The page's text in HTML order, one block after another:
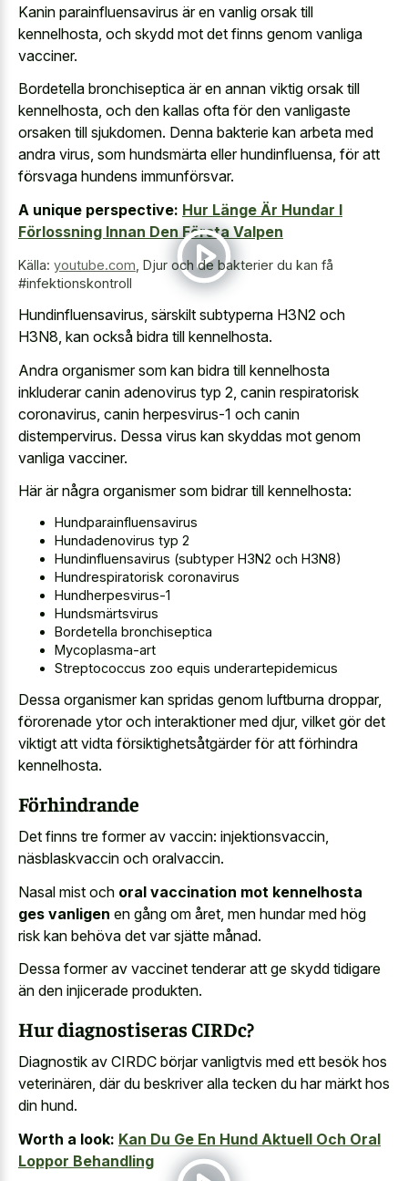
Kanin parainfluensavirus är en vanlig orsak till
kennelhosta, och skydd mot det finns genom vanliga
vacciner.
Bordetella bronchiseptica är en annan viktig orsak till
kennelhosta, och den kallas ofta för den vanligaste
orsaken till sjukdomen. Denna bakterie kan arbeta med
andra virus, som hundsmärta eller hundinfluensa, för att
försvaga hundens immunförsvar.
A unique perspective: Hur Länge Är Hundar I
Förlossning Innan Den Första Valpen
Källa: youtube.com Djur och de bakterier du kan få
#infektionskontroll
Hundinfluensavirus, särskilt subtyperna H3N2 och
H3N8, kan också bidra till kennelhosta.
Andra organismer som kan bidra till kennelhosta
inkluderar canin adenovirus typ 2, canin respiratorisk
coronavirus, canin herpesvirus-1 och canin
distempervirus. Dessa virus kan skyddas mot genom
vanliga vacciner.
Här är några organismer som bidrar till kennelhosta:
Hundparainfluensavirus
Hundadenovirus typ 2
Hundinfluensavirus (subtyper H3N2 och H3N8)
Hundrespiratorisk coronavirus
Hundherpesvirus-1
Hundsmärtsvirus
Bordetella bronchiseptica
Mycoplasma-art
Streptococcus zoo equis underartepidemicus
Dessa organismer kan spridas genom luftburna droppar,
förorenade ytor och interaktioner med djur, vilket gör det
viktigt att vidta försiktighetsåtgärder för att förhindra
kennelhosta.
Förhindrande
Det finns tre former av vaccin: injektionsvaccin,
näsblaskvaccin och oralvaccin.
Nasal mist och oral vaccination mot kennelhosta
ges vanligen en gång om året, men hundar med hög
risk kan behöva det var sjätte månad.
Dessa former av vaccinet tenderar att ge skydd tidigare
än den injicerade produkten.
Hur diagnostiseras CIRDc?
Diagnostik av CIRDC börjar vanligtvis med ett besök hos
veterinären, där du beskriver alla tecken du har märkt hos
din hund.
Worth a look: Kan Du Ge En Hund Aktuell Och Oral
Loppor Behandling